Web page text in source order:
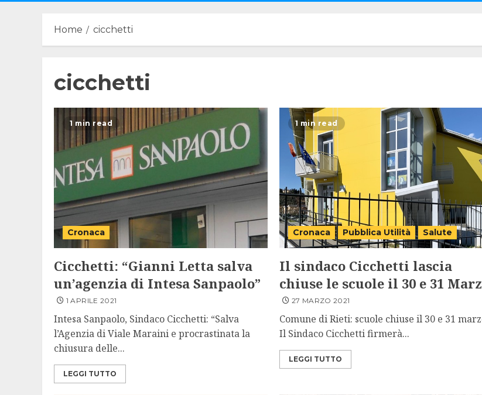
Home cicchetti
cicchetti
1 min read
Cronaca
Cicchetti: “Gianni Letta salva
un’agenzia di Intesa Sanpaolo”
1 APRILE 2021
Intesa Sanpaolo, Sindaco Cicchetti: “Salva
l’Agenzia di Viale Maraini e procrastinata la
chiusura delle...
LEGGI TUTTO
1 min read
Cronaca Pubblica Utilità Salute
Il sindaco Cicchetti lascia
chiuse le scuole il 30 e 31
27 MARZO 2021
Comune di Rieti: scuole chiuse il 30 e 31
Il Sindaco Cicchetti firmerà...
LEGGI TUTTO